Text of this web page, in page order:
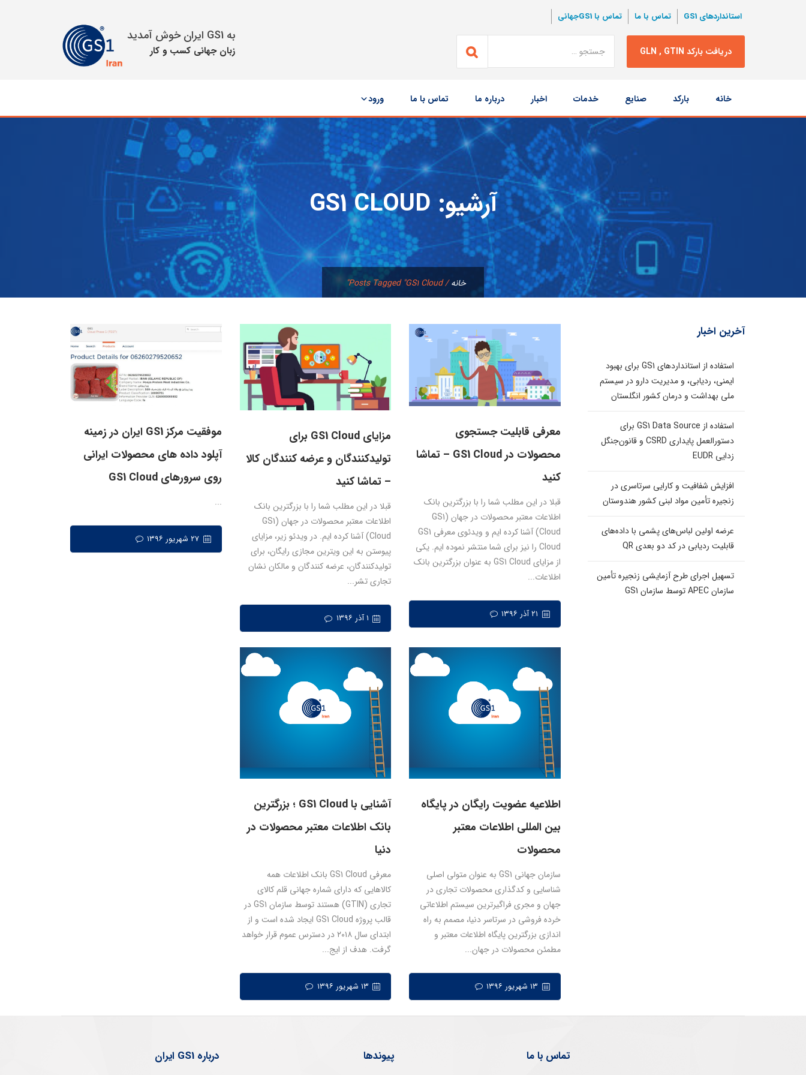
به GS1 ایران خوش آمدید
زبان جهانی كسب و كار
استانداردهای GS1 تماس با ما تماس با GS1جهانی
دریافت بارکد GLN , GTIN
نتبجه
جستجو
محتوا
خانه بارکد صنایع خدمات اخبار درباره ما تماس با ما ورود
آرشیو:GS1 CLOUD
خانه/
Posts Tagged "GS1 Cloud"
معرفی قابلیت جستجوی
محصولات در GS1 Cloud – تماشا
کنید
قبلا در این مطلب شما را با بزرگترین بانک
اطلاعات معتبر محصولات در جهان (GS1
Cloud) آشنا کرده ایم و ویدئوی معرفی GS1
Cloud را نیز برای شما منتشر نموده ایم. یکی
از مزایای GS1 Cloud به عنوان بزرگترین بانک
اطلاعات...
مزایای GS1 Cloud برای
تولیدکنندگان و عرضه کنندگان کالا
– تماشا کنید
قبلا در این مطلب شما را با بزرگترین بانک
اطلاعات معتبر محصولات در جهان (GS1
Cloud) آشنا کرده ایم. در ویدئو زیر، مزایای
پیوستن به این ویترین مجازی رایگان، برای
تولیدکنندگان، عرضه کنندگان و مالکان نشان
تجاری تشر...
موفقیت مرکز GS1 ایران در زمینه
آپلود داده های محصولات ایرانی
روی سرورهای GS1 Cloud
...
اطلاعیه عضویت رایگان در پایگاه
بین المللی اطلاعات معتبر
محصولات
سازمان جهانی GS1 به عنوان متولی اصلی
شناسایی و کدگذاری محصولات تجاری در
جهان و مجری فراگیرترین سیستم اطلاعاتی
خرده فروشی در سرتاسر دنیا، مصمم به راه
اندازی بزرگترین پایگاه اطلاعات معتبر و
مطمئن محصولات در جهان...
آشنایی با GS1 Cloud ؛ بزرگترین
بانک اطلاعات معتبر محصولات در
دنیا
معرفی GS1 Cloud بانک اطلاعات همه
کالاهایی که دارای شماره جهانی قلم کالای
تجاری (GTIN) هستند توسط سازمان GS1 در
قالب پروژه GS1 Cloud ایجاد شده است و از
ابتدای سال ۲۰۱۸ در دسترس عموم قرار خواهد
گرفت. هدف از ایج...
آخرین اخبار
استفاده از استانداردهای GS1 برای بهبود
ایمنی، ردیابی، و مدیریت دارو در سیستم
ملی بهداشت و درمان کشور انگلستان
استفاده از GS1 Data Source برای
دستورالعمل پایداری CSRD و قانون‌جنگل
زدایی EUDR
افزایش شفافیت و کارایی سرتاسری در
زنجیره تأمین مواد لبنی کشور هندوستان
عرضه اولین لباس‌های پشمی با داده‌های
قابلیت ردیابی در کد دو بعدی QR
تسهیل اجرای طرح آزمایشی زنجیره تأمین
سازمان APEC توسط سازمان GS1
درباره GS1 ایران پیوندها تماس با ما